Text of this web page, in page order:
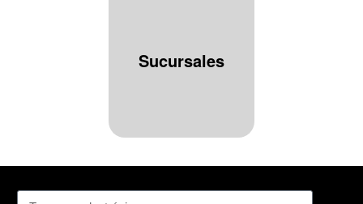
Sucursales